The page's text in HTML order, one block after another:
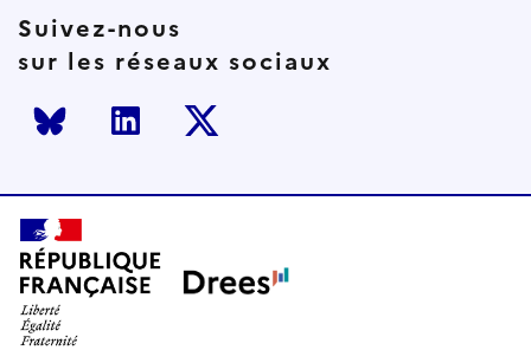
Suivez-nous
sur les réseaux sociaux
Bluesky LinkedInTwitter